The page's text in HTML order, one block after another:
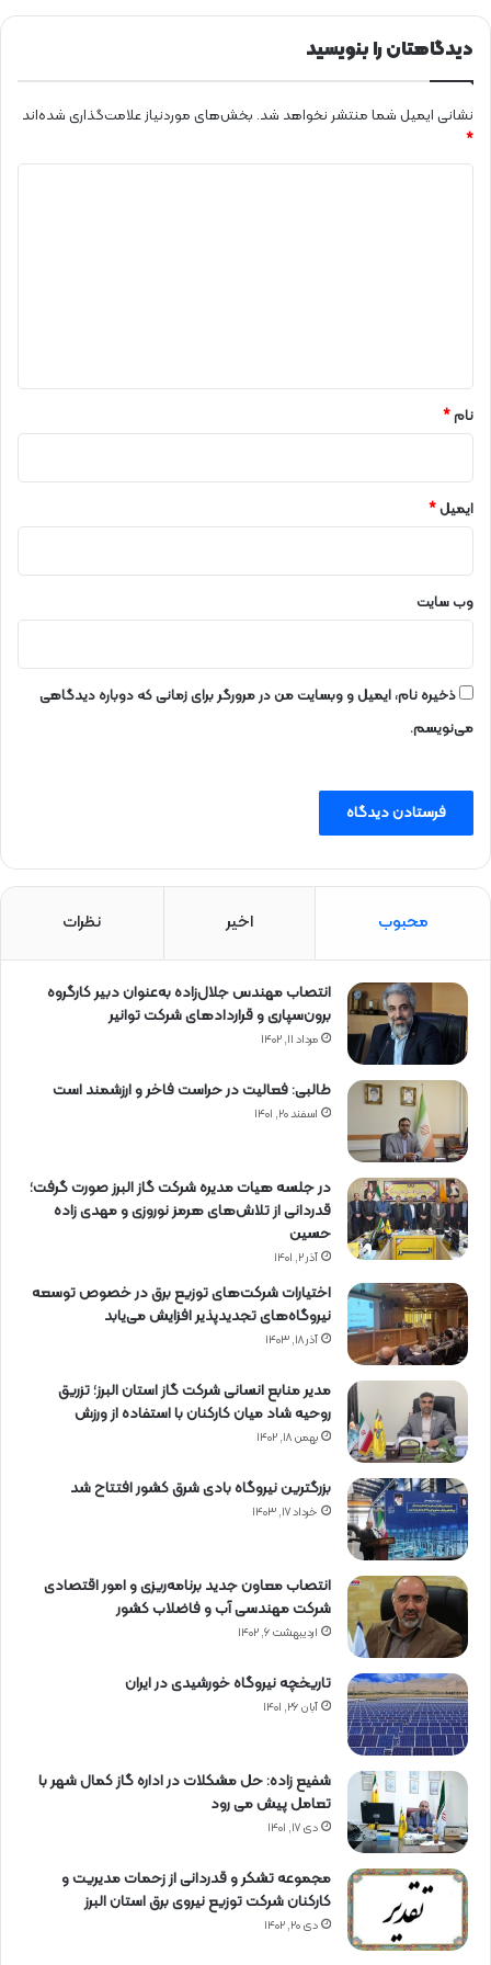
م
دیدگاهتان را بنویسید
نشانی ایمیل شما منتشر نخواهد شد. بخش‌های موردنیاز علامت‌گذاری شده‌اند
*
نام*
ایمیل*
وب‌ سایت
ذخیره نام، ایمیل و وبسایت من در مرورگر برای زمانی که دوباره دیدگاهی
می‌نویسم.
محبوب اخیر نظرات
انتصاب مهندس جلال‌زاده به‌عنوان دبیر كارگروه
برون‌سپاری و قراردادهای شركت توانیر
مرداد ۱۱, ۱۴۰۲
طالبی: فعالیت در حراست فاخر و ارزشمند است
اسفند ۲۰, ۱۴۰۱
در جلسه هیات مدیره شرکت گاز البرز صورت گرفت؛
قدردانی از تلاش‌های هرمز نوروزی و مهدی زاده
حسین
آذر ۲, ۱۴۰۱
اختیارات شرکت‌های توزیع برق در خصوص توسعه
نیروگاه‌های تجدیدپذیر افزایش می‌یابد
آذر ۱۸, ۱۴۰۳
مدیر منابع انسانی شرکت گاز استان البرز؛ تزریق
روحیه شاد میان کارکنان با استفاده از ورزش
بهمن ۱۸, ۱۴۰۲
بزرگترین نیروگاه بادی شرق کشور افتتاح شد
خرداد ۱۷, ۱۴۰۳
انتصاب معاون جدید برنامه‌ریزی و امور اقتصادی
شرکت مهندسی آب و فاضلاب کشور
اردیبهشت ۶, ۱۴۰۲
تاریخچه نیروگاه خورشیدی در ایران
آبان ۲۶, ۱۴۰۱
شفیع زاده: حل مشکلات در اداره گاز کمال شهر با
تعامل پیش می رود
دی ۱۷, ۱۴۰۱
مجموعه تشکر و قدردانی از زحمات مدیریت و
کارکنان شرکت توزیع نیروی برق استان البرز
دی ۲۰, ۱۴۰۲